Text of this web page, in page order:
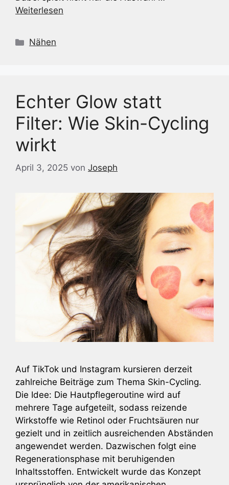
Weiterlesen
Kategorien
Nähen
Echter Glow statt
Filter: Wie Skin-Cycling
wirkt
April 3, 2025 von Joseph
Auf TikTok und Instagram kursieren derzeit
zahlreiche Beiträge zum Thema Skin-Cycling.
Die Idee: Die Hautpflegeroutine wird auf
mehrere Tage aufgeteilt, sodass reizende
Wirkstoffe wie Retinol oder Fruchtsäuren nur
gezielt und in zeitlich ausreichenden Abständen
angewendet werden. Dazwischen folgt eine
Regenerationsphase mit beruhigenden
Inhaltsstoffen. Entwickelt wurde das Konzept